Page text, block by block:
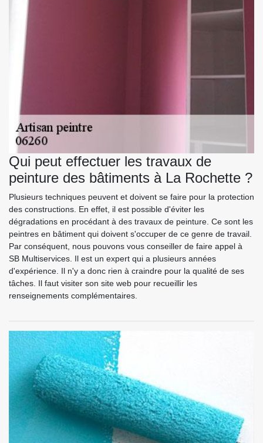
Qui peut effectuer les travaux de
peinture des bâtiments à La Rochette ?
Plusieurs techniques peuvent et doivent se faire pour la protection
des constructions. En effet, il est possible d'éviter les
dégradations en procédant à des travaux de peinture. Ce sont les
peintres en bâtiment qui doivent s'occuper de ce genre de travail.
Par conséquent, nous pouvons vous conseiller de faire appel à
SB Multiservices. Il est un expert qui a plusieurs années
d'expérience. Il n'y a donc rien à craindre pour la qualité de ses
tâches. Il faut visiter son site web pour recueillir les
renseignements complémentaires.